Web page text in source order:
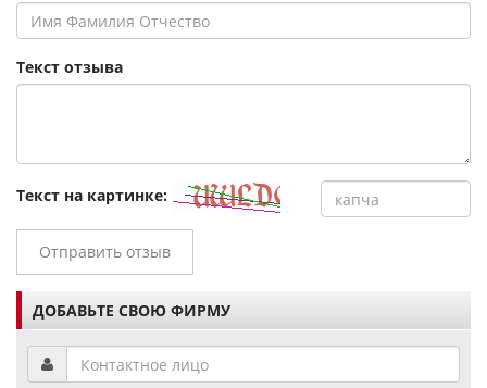
Текст отзыва
Текст на картинке:
Отправить отзыв
ДОБАВЬТЕ СВОЮ ФИРМУ